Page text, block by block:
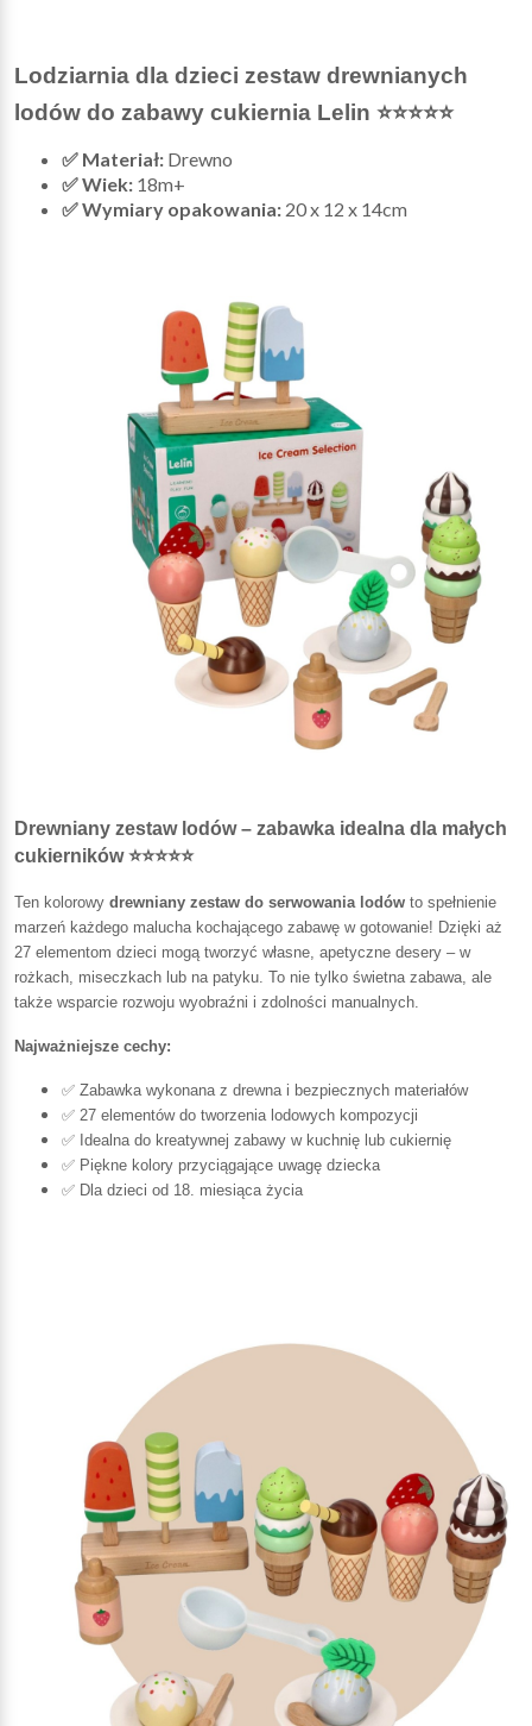
Lodziarnia dla dzieci zestaw drewnianych
lodów do zabawy cukiernia Lelin ⭐⭐⭐⭐⭐
✅ Materiał: Drewno
✅ Wiek: 18m+
✅ Wymiary opakowania: 20 x 12 x 14cm
Drewniany zestaw lodów – zabawka idealna dla małych
cukierników ⭐⭐⭐⭐⭐
Ten kolorowy drewniany zestaw do serwowania lodów to spełnienie
marzeń każdego malucha kochającego zabawę w gotowanie! Dzięki aż
27 elementom dzieci mogą tworzyć własne, apetyczne desery – w
rożkach, miseczkach lub na patyku. To nie tylko świetna zabawa, ale
także wsparcie rozwoju wyobraźni i zdolności manualnych.
Najważniejsze cechy:
✅ Zabawka wykonana z drewna i bezpiecznych materiałów
✅ 27 elementów do tworzenia lodowych kompozycji
✅ Idealna do kreatywnej zabawy w kuchnię lub cukiernię
✅ Piękne kolory przyciągające uwagę dziecka
✅ Dla dzieci od 18. miesiąca życia